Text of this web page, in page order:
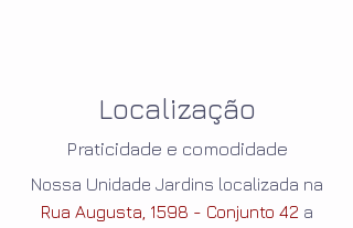
Localização
Praticidade e comodidade
Nossa Unidade Jardins localizada na
Rua Augusta, 1598 - Conjunto 42 a